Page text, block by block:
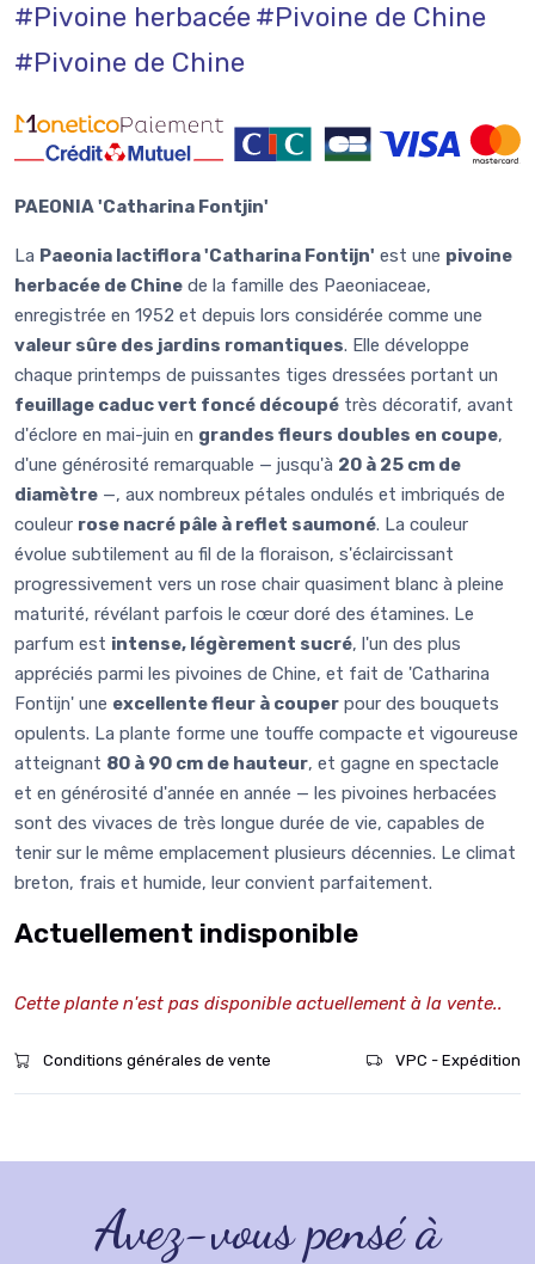
#Pivoine herbacée#Pivoine de Chine
#Pivoine de Chine
PAEONIA 'Catharina Fontjin'
La Paeonia lactiflora 'Catharina Fontijn' est une pivoine
herbacée de Chine de la famille des Paeoniaceae,
enregistrée en 1952 et depuis lors considérée comme une
valeur sûre des jardins romantiques. Elle développe
chaque printemps de puissantes tiges dressées portant un
feuillage caduc vert foncé découpé très décoratif, avant
d'éclore en mai-juin en grandes fleurs doubles en coupe,
d'une générosité remarquable — jusqu'à 20 à 25 cm de
diamètre —, aux nombreux pétales ondulés et imbriqués de
couleur rose nacré pâle à reflet saumoné. La couleur
évolue subtilement au fil de la floraison, s'éclaircissant
progressivement vers un rose chair quasiment blanc à pleine
maturité, révélant parfois le cœur doré des étamines. Le
parfum est intense, légèrement sucré, l'un des plus
appréciés parmi les pivoines de Chine, et fait de 'Catharina
Fontijn' une excellente fleur à couper pour des bouquets
opulents. La plante forme une touffe compacte et vigoureuse
atteignant 80 à 90 cm de hauteur, et gagne en spectacle
et en générosité d'année en année — les pivoines herbacées
sont des vivaces de très longue durée de vie, capables de
tenir sur le même emplacement plusieurs décennies. Le climat
breton, frais et humide, leur convient parfaitement.
Actuellement indisponible
Cette plante n'est pas disponible actuellement à la vente..
Conditions générales de vente VPC - Expédition
Avez-vous pensé à